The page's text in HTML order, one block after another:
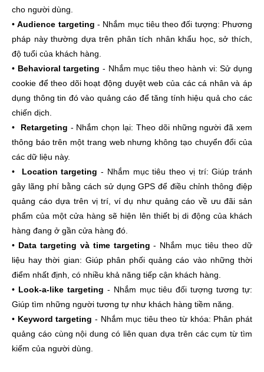
cho người dùng.
•Audience targeting - Nhắm mục tiêu theo đối tượng: Phương
pháp này thường dựa trên phân tích nhân khẩu học, sở thích,
độ tuổi của khách hàng.
• Behavioral targeting - Nhắm mục tiêu theo hành vi: Sử dụng
cookie để theo dõi hoạt động duyệt web của các cá nhân và áp
dụng thông tin đó vào quảng cáo để tăng tính hiệu quả cho các
chiến dịch.
• Retargeting - Nhắm chọn lại: Theo dõi những người đã xem
thông báo trên một trang web nhưng không tạo chuyển đổi của
các dữ liệu này.
• Location targeting - Nhắm mục tiêu theo vị trí: Giúp tránh
gây lãng phí bằng cách sử dụng GPS để điều chỉnh thông điệp
quảng cáo dựa trên vị trí, ví dụ như quảng cáo về ưu đãi sản
phẩm của một cửa hàng sẽ hiện lên thiết bị di động của khách
hàng đang ở gần cửa hàng đó.
• Data targeting và time targeting - Nhắm mục tiêu theo dữ
liệu hay thời gian: Giúp phân phối quảng cáo vào những thời
điểm nhất định, có nhiều khả năng tiếp cận khách hàng.
• Look-a-like targeting - Nhắm mục tiêu đối tượng tương tự:
Giúp tìm những người tương tự như khách hàng tiềm năng.
• Keyword targeting - Nhắm mục tiêu theo từ khóa: Phân phát
quảng cáo cùng nội dung có liên quan dựa trên các cụm từ tìm
kiếm của người dùng.